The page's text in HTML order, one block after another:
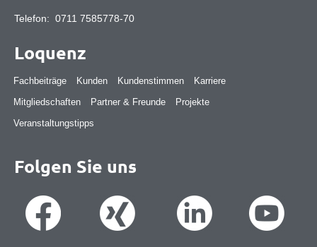
Telefon: 0711 7585778-70
Loquenz
Fachbeiträge Kunden Kundenstimmen
Karriere
Mitgliedschaften
Partner & Freunde
Projekte
Veranstaltungstipps
Folgen Sie uns